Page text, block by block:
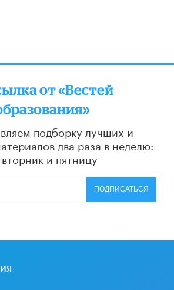
от «Вестей
подборку лучших и
два раза в неделю:
и пятницу
ПОДПИСАТЬСЯ